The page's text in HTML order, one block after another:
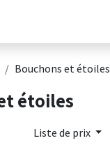
Bouchons et étoiles
étoiles
Liste de prix